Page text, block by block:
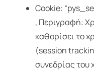
Cookie:
, Περιγραφή:
καθορίσει το
(session
συνεδρίας του